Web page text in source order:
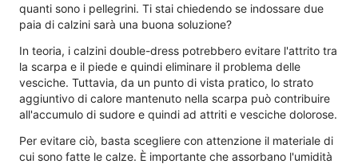
quanti sono i pellegrini. Ti stai chiedendo se indossare due
paia di calzini sarà una buona soluzione?
In teoria, i calzini double-dress potrebbero evitare l'attrito tra
la scarpa e il piede e quindi eliminare il problema delle
vesciche. Tuttavia, da un punto di vista pratico, lo strato
aggiuntivo di calore mantenuto nella scarpa può contribuire
all'accumulo di sudore e quindi ad attriti e vesciche dolorose.
Per evitare ciò, basta scegliere con attenzione il materiale di
cui sono fatte le calze. È importante che assorbano l'umidità